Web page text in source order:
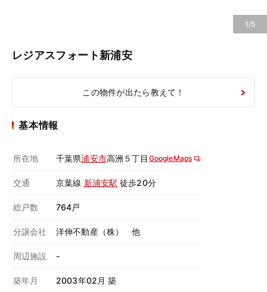
1/5
レジアスフォート新浦安
この物件が出たら教えて！
基本情報
所在地 千葉県浦安市高洲５丁目 GoogleMaps
交通 京葉線 新浦安駅 徒歩20分
総戸数 764戸
分譲会社 洋伸不動産（株） 他
周辺施設 -
築年月 2003年02月 築